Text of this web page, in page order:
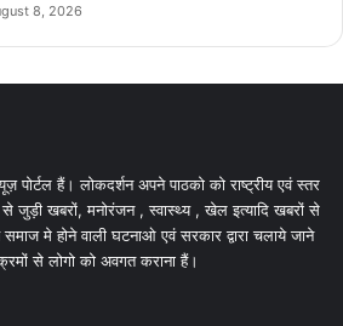
8, 2026
पोर्टल हैं। लोकदर्शन अपने पाठको को राष्ट्रीय एवं स्तर
से जुड़ी खबरों, मनोरंजन , स्वास्थ्य , खेल इत्यादि खबरों से
मे होने वाली घटनाओ एवं सरकार द्वारा चलाये जाने
से लोगो को अवगत कराना हैं।